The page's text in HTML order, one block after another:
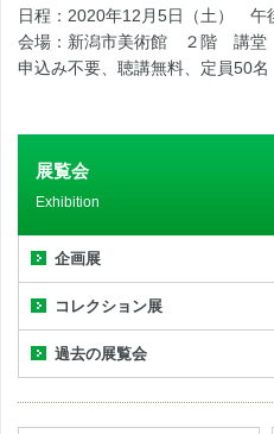
日程：2020年12月5日（土） 午
会場：新潟市美術館 ２階 講堂
申込み不要、聴講無料、定員50名
展覧会
Exhibition
企画展
コレクション展
過去の展覧会